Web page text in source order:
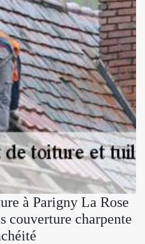
à Parigny La Rose
couverture charpente